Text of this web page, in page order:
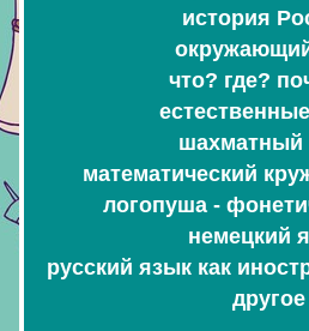
история
что? где?
шахматный
математический
логопуша -
немецкий
русский язык как
другое